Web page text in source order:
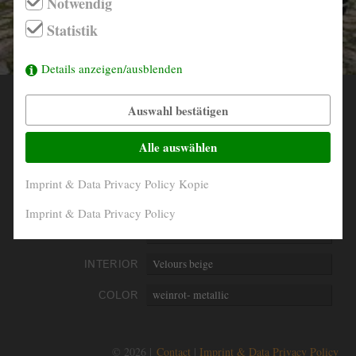
YEAR 1984
139.229 Km original
INTERIOR Velours beige
COLOR weinrot- metallic
© 2026 | Contact Imprint & Data Privacy Policy
Statistik
Details anzeigen/ausblenden
Auswahl bestätigen
Alle auswählen
Imprint & Data Privacy Policy Kopie
Imprint & Data Privacy Policy